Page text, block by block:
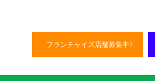
フランチャイズ店舗募集中